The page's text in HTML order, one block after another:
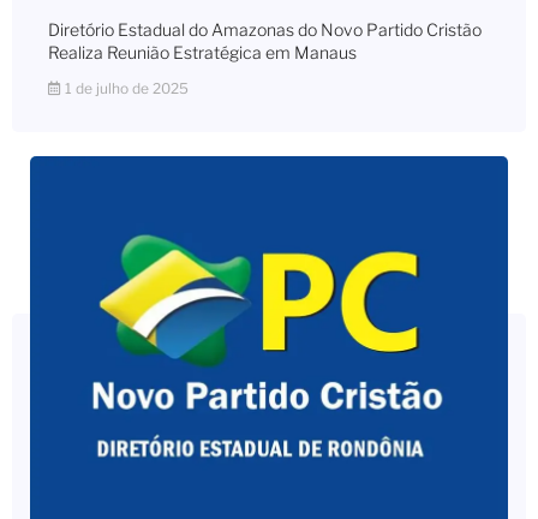
Diretório Estadual do Amazonas do Novo Partido Cristão
Realiza Reunião Estratégica em Manaus
1 de julho de 2025